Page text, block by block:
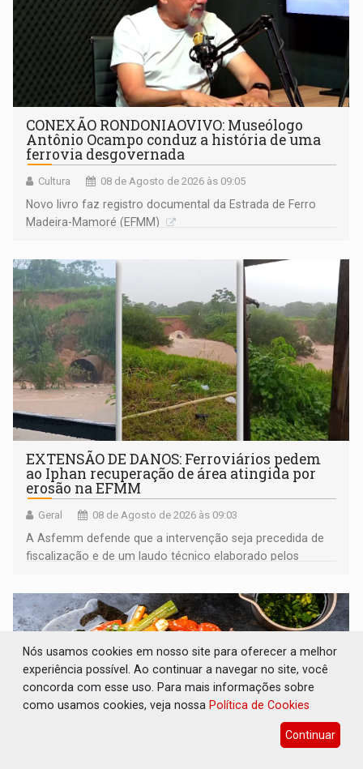
CONEXÃO RONDONIAOVIVO: Museólogo
Antônio Ocampo conduz a história de uma
ferrovia desgovernada
Cultura 08 de Agosto de 2026 às 09:05
Novo livro faz registro documental da Estrada de Ferro
Madeira-Mamoré (EFMM)
EXTENSÃO DE DANOS: Ferroviários pedem
ao Iphan recuperação de área atingida por
erosão na EFMM
Geral 08 de Agosto de 2026 às 09:03
A Asfemm defende que a intervenção seja precedida de
fiscalização e de um laudo técnico elaborado pelos
Nós usamos cookies em nosso site para oferecer a melhor
experiência possível. Ao continuar a navegar no site, você
concorda com esse uso. Para mais informações sobre
como usamos cookies, veja nossa Política de Cookies
Continuar